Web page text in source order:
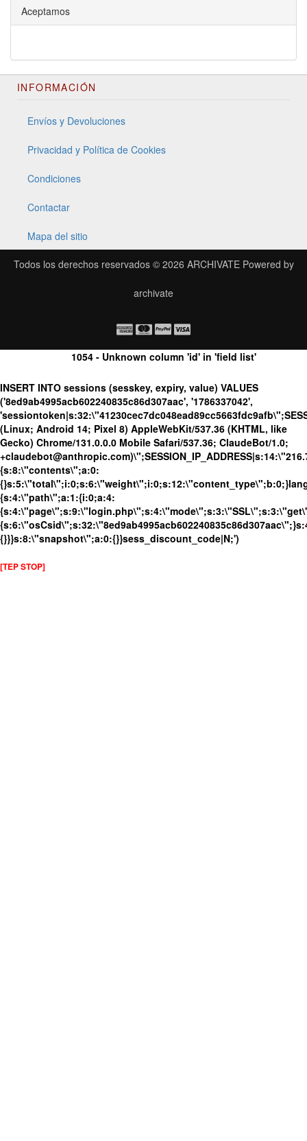
Aceptamos
INFORMACIÓN
Envíos y Devoluciones
Privacidad y Política de Cookies
Condiciones
Contactar
Mapa del sitio
Todos los derechos reservados © 2026 ARCHIVATEPowered by
archivate
1054 - Unknown column 'id' in 'field list'
INSERT INTO sessions (sesskey, expiry, value) VALUES
('8ed9ab4995acb602240835c86d307aac', '1786337042',
(Linux; Android 14; Pixel 8) AppleWebKit/537.36 (KHTML, like
Gecko) Chrome/131.0.0.0 Mobile Safari/537.36; ClaudeBot/1.0;
{s:8:\"contents\";a:0:
{s:4:\"path\";a:1:{i:0;a:4:
{}}}s:8:\"snapshot\";a:0:{}}sess_discount_code|N;')
[TEP STOP]